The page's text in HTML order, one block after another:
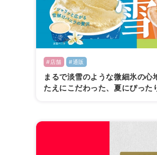
#店舗 #通販
まるで淡雪のような微細氷の心
たえにこだわった、夏にぴった